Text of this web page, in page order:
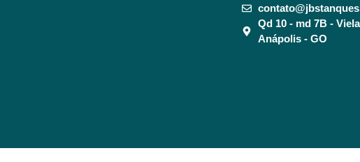
Qd 10 - md 7B -
Anápolis - GO